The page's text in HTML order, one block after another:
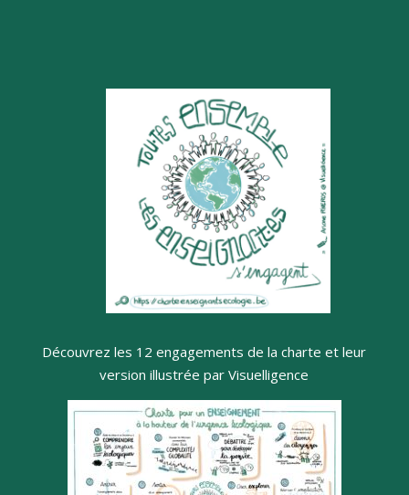
Découvrez les 12 engagements de la charte et leur
version illustrée par Visuelligence